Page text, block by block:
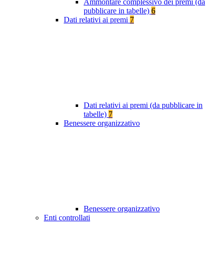
Ammontare complessivo dei premi (da
pubblicare in tabelle) 6
Dati relativi ai premi 7
Dati relativi ai premi (da pubblicare in
tabelle) 7
Benessere organizzativo
Benessere organizzativo
Enti controllati